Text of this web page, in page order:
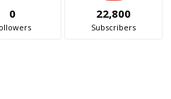
0 22,800
Subscribers